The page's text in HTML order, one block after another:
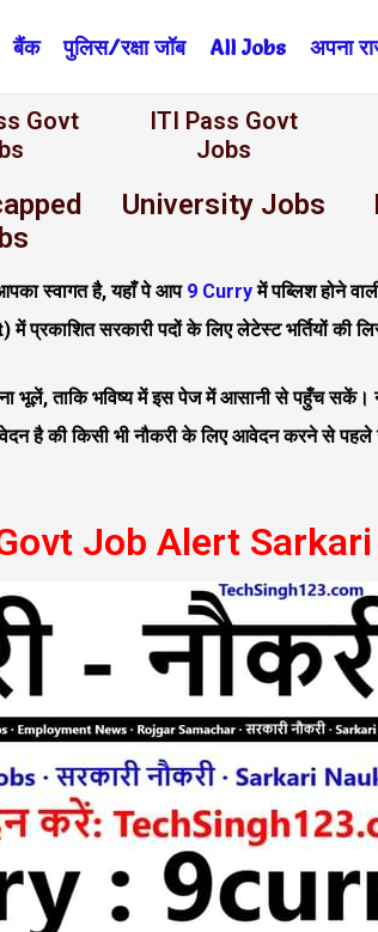
बैंक पुलिस/रक्षा जॉब All Jobs अपना
Govt
ITI Pass Govt
Jobs
University Jobs
स्वागत है, यहाँ पे आप 9 Curryमें पब्लिश होने
)में प्रकाशित सरकारी पदों के लिए लेटेस्ट भर्तियों की
भूलें, ताकि भविष्य में इस पेज में आसानी से पहुँच
है की किसी भी नौकरी के लिए आवेदन करने से पहले
Job Alert